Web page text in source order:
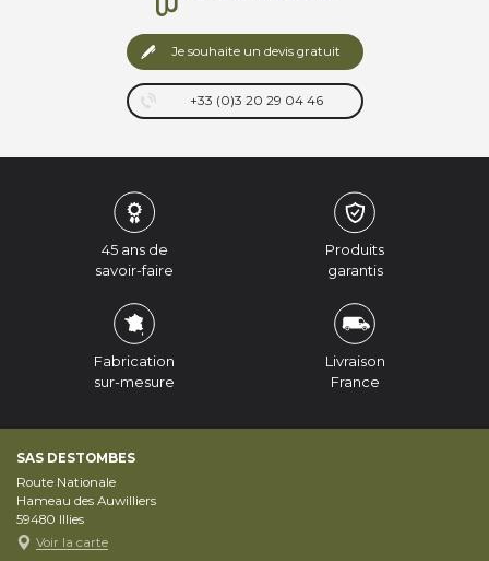
Je souhaite un devis gratuit
+33 (0)3 20 29 04 46
45 ans de
savoir-faire
Produits
garantis
Fabrication
sur-mesure
Livraison
France
SAS DESTOMBES
Route Nationale
Hameau des Auwilliers
59480 Illies
Voir la carte